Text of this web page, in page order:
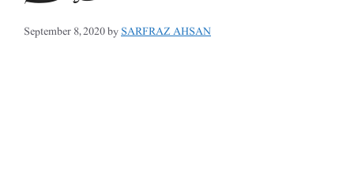
September 8, 2020bySARFRAZ AHSAN